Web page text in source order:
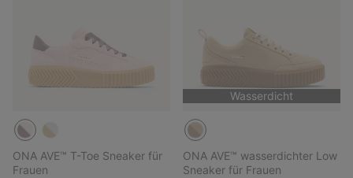
ONA AVE™ T-Toe Sneaker für
Frauen
Wasserdicht
ONA AVE™ wasserdichter Low
Sneaker für Frauen